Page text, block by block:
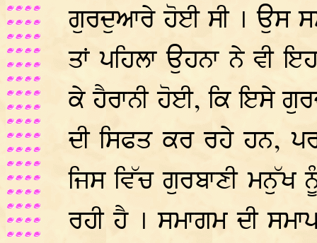
ਗੁਰਦੁਆਰੇ ਹੋਈ ਸੀ । ਉਸ
ਤਾਂ ਪਹਿਲਾ ਉਹਨਾ ਨੇ ਵੀ
ਕੇ ਹੈਰਾਨੀ ਹੋਈ, ਕਿ ਇਸੇ
ਦੀ ਸਿਫਤ ਕਰ ਰਹੇ ਹਨ,
ਜਿਸ ਵਿੱਚ ਗੁਰਬਾਣੀ
ਰਹੀ ਹੈ । ਸਮਾਗਮ ਦੀ